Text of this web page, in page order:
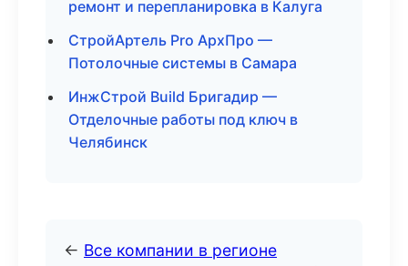
ремонт и перепланировка в Калуга
СтройАртель Pro АрхПро —
Потолочные системы в Самара
ИнжСтрой Build Бригадир —
Отделочные работы под ключ в
Челябинск
← Все компании в регионе